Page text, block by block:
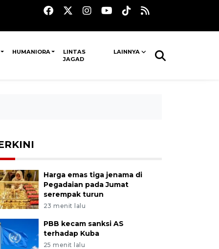
HUMANIORA
LINTAS
JAGAD
LAINNYA
Harga emas tiga jenama di
Pegadaian pada Jumat
serempak turun
23 menit lalu
PBB kecam sanksi AS
terhadap Kuba
25 menit lalu